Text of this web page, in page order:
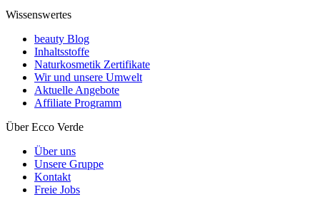
Wissenswertes
beauty Blog
Inhaltsstoffe
Naturkosmetik Zertifikate
Wir und unsere Umwelt
Aktuelle Angebote
Affiliate Programm
Über Ecco Verde
Über uns
Unsere Gruppe
Kontakt
Freie Jobs